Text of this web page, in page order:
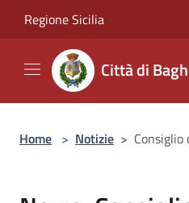
Regione Sicilia
Città di
Home > Notizie > Consiglio